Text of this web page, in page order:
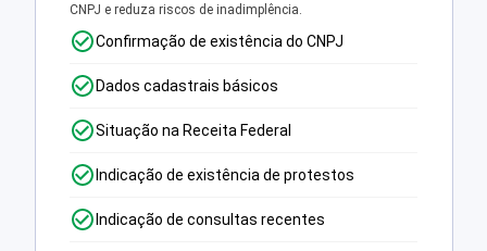
CNPJ e reduza riscos de inadimplência.
Confirmação de existência do CNPJ
Dados cadastrais básicos
Situação na Receita Federal
Indicação de existência de protestos
Indicação de consultas recentes